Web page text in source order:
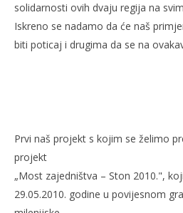
solidarnosti ovih dvaju regija na
Iskreno se nadamo da će naš
biti poticaj i drugima da se na
Prvi naš projekt s kojim se želimo
projekt
„Most zajedništva – Ston 2010.",
29.05.2010. godine u povijesnom